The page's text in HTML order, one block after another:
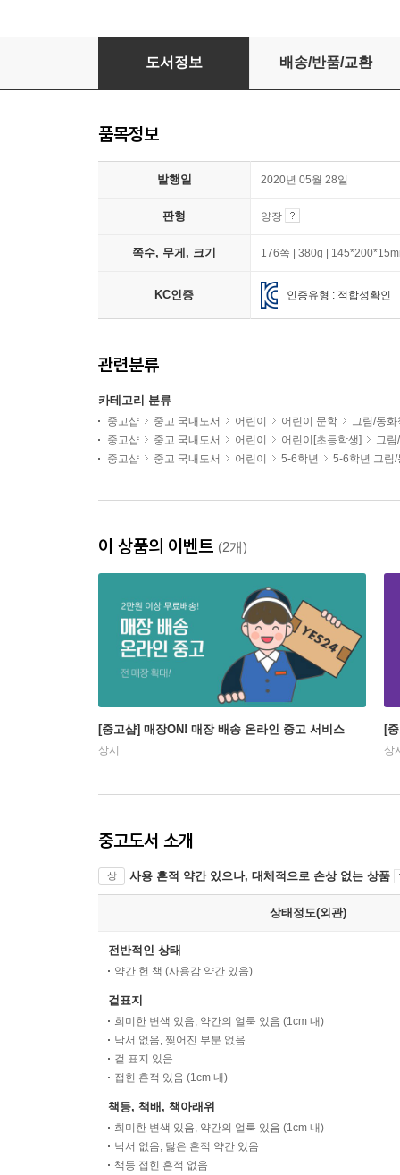
로빈슨 크루소
도서정보 배송/반품/교환
품목정보
발행일 2020년 05월 28일
판형 양장
쪽수, 무게, 크기 176쪽 | 380g |
KC인증 인증유형 : 적합성확인
관련분류
카테고리 분류
중고샵 중고 국내도서 어린이 어린이 문학
그림/동화
중고샵
중고 국내도서 어린이 어린이[초등학생]
그림
중고샵
중고 국내도서 어린이 5-6학년 5-6학년 그림/
이 상품의 이벤트 (2개)
[중고샵] 매장ON! 매장 배송 온라인 중고 서비스
상시
[
상
중고도서 소개
상 사용 흔적 약간 있으나, 대체적으로 손상 없는 상품
상태정도(외관)
전반적인 상태
약간 헌 책 (사용감 약간 있음)
겉표지
희미한 변색 있음, 약간의 얼룩 있음 (1cm 내)
낙서 없음, 찢어진 부분 없음
겉 표지 있음
접힌 흔적 있음 (1cm 내)
책등, 책배, 책아래위
희미한 변색 있음, 약간의 얼룩 있음 (1cm 내)
낙서 없음, 닳은 흔적 약간 있음
책등 접힌 흔적 없음